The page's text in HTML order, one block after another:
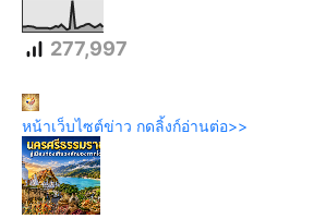
277,997
หน้าเว็บไซต์ข่าว กดลิ้งก์อ่านต่อ>>